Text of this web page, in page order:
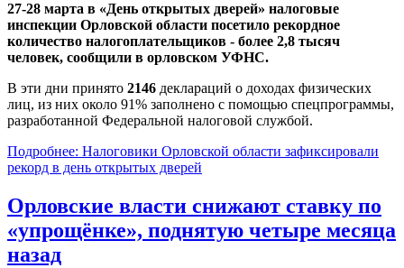
27-28 марта в «День открытых дверей» налоговые
инспекции Орловской области посетило рекордное
количество налогоплательщиков - более 2,8 тысяч
человек, сообщили в орловском УФНС.
В эти дни принято 2146 деклараций о доходах физических
лиц, из них около 91% заполнено с помощью спецпрограммы,
разработанной Федеральной налоговой службой.
Подробнее: Налоговики Орловской области зафиксировали
рекорд в день открытых дверей
Орловские власти снижают ставку по
«упрощёнке», поднятую четыре месяца
назад